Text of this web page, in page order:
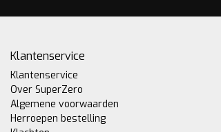
Klantenservice
Klantenservice
Over SuperZero
Algemene voorwaarden
Herroepen bestelling